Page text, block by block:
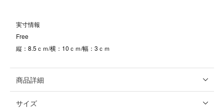
実寸情報
Free
縦：8.5ｃｍ/横：10ｃｍ/幅：3ｃｍ
商品詳細
サイズ